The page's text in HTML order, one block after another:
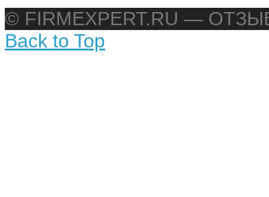
© FIRMEXPERT.RU —
Back to Top